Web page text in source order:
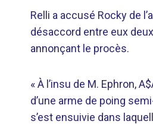
Relli a accusé Rocky de
désaccord entre eux
annonçant le procès.
« À l’insu de M. Ephron,
d’une arme de poing
s’est ensuivie dans